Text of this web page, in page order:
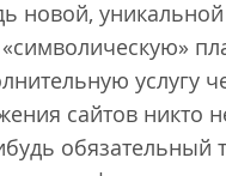
новой,
услугу
сайтов никто
обязательный